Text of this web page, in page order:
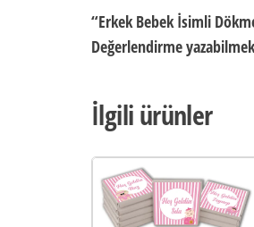
“Erkek Bebek İsimli
Değerlendirme
İlgili ürünler